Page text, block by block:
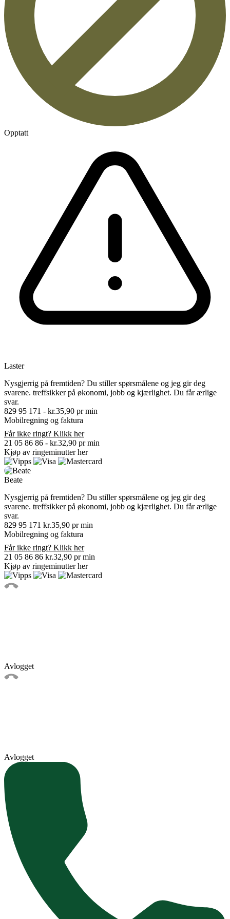
Opptatt
Laster
Nysgjerrig på fremtiden? Du stiller spørsmålene og jeg gir deg
svarene. treffsikker på økonomi, jobb og kjærlighet. Du får ærlige
svar.
829 95 171 - kr.35,90 pr min
Mobilregning og faktura
Får ikke ringt? Klikk her
21 05 86 86 - kr.32,90 pr min
Kjøp av ringeminutterher
Beate
Nysgjerrig på fremtiden? Du stiller spørsmålene og jeg gir deg
svarene. treffsikker på økonomi, jobb og kjærlighet. Du får ærlige
svar.
829 95 171 kr.35,90 pr min
Mobilregning og faktura
Får ikke ringt? Klikk her
21 05 86 86 kr.32,90 pr min
Kjøp av ringeminutterher
Avlogget
Avlogget